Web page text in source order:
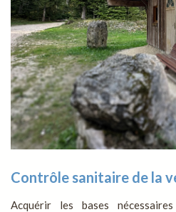
Contrôle sanitaire de la
Acquérir les bases